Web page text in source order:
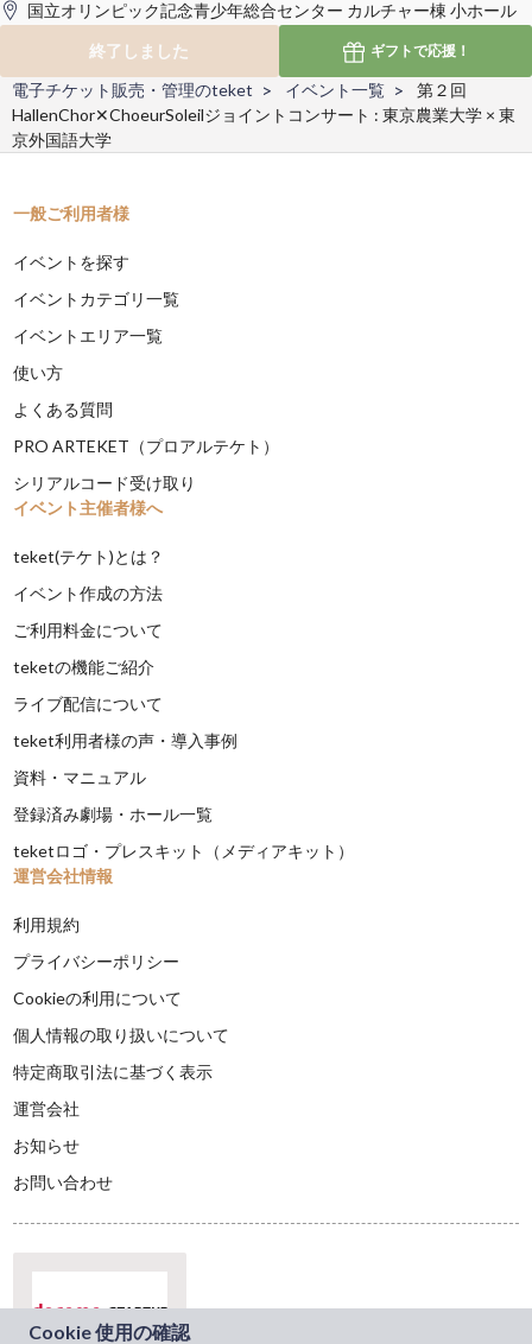
国立オリンピック記念青少年総合センター カルチャー棟 小ホール
終了しました
ギフトで応援！
電子チケット販売・管理のteket イベント一覧
第２回
HallenChor✕ChoeurSoleilジョイントコンサート : 東京農業大学 × 東
京外国語大学
一般ご利用者様
イベントを探す
イベントカテゴリ一覧
イベントエリア一覧
使い方
よくある質問
PRO ARTEKET（プロアルテケト）
シリアルコード受け取り
イベント主催者様へ
teket(テケト)とは？
イベント作成の方法
ご利用料金について
teketの機能ご紹介
ライブ配信について
teket利用者様の声・導入事例
資料・マニュアル
登録済み劇場・ホール一覧
teketロゴ・プレスキット（メディアキット）
運営会社情報
利用規約
プライバシーポリシー
Cookieの利用について
個人情報の取り扱いについて
特定商取引法に基づく表示
運営会社
お知らせ
お問い合わせ